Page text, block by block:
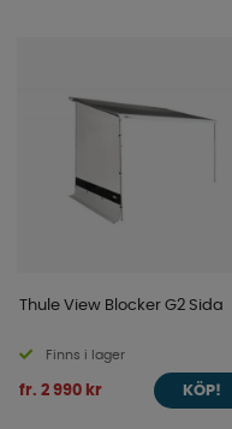
Thule View Blocker G2 Sida
Finns i lager
fr. 2 990 kr KÖP!